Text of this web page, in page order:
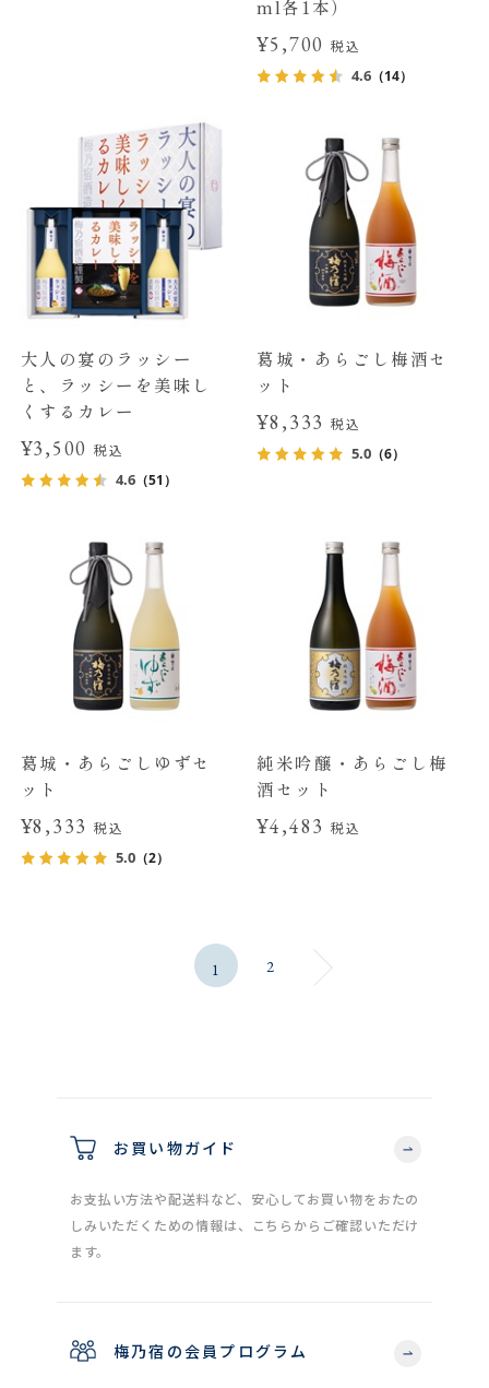
ml各1本）
¥5,700 税込
4.6 （14）
大人の宴のラッシー
と、ラッシーを美味し
くするカレー
¥3,500税込
4.6（51）
葛城・あらごし梅酒セ
ット
¥8,333 税込
5.0 （6）
葛城・あらごしゆずセ
ット
¥8,333税込
5.0（2）
純米吟醸・あらごし梅
酒セット
¥4,483 税込
1 2
お買い物ガイド
お支払い方法や配送料など、安心してお買い物をおたの
しみいただくための情報は、こちらからご確認いただけ
ます。
梅乃宿の会員プログラム